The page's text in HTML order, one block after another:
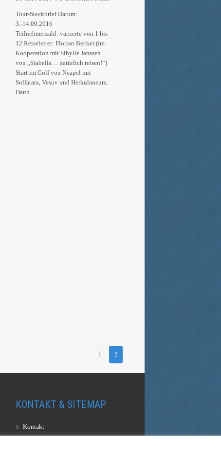
Tour-Steckbrief Datum:
3.-14.09.2016
Teilnehmerzahl: variierte von 1 bis
12 Reiseleiter: Florian Becker (im
Kooperation mit Sibylle Janssen
von „Siabella… natürlich reisen!“)
Start im Golf von Neapel mit
Solfatara, Vesuv und Herkulaneum.
Dann...
1 2
KONTAKT & SITEMAP
Kontakt